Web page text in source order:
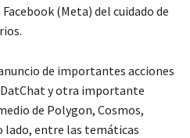
(Meta) del cuidado de
de importantes acciones
DatChat y otra importante
de Polygon, Cosmos,
lado, entre las temáticas